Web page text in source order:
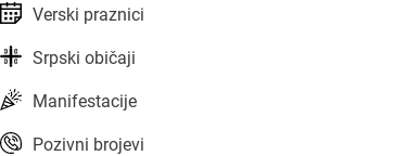
Verski praznici
Srpski običaji
Manifestacije
Pozivni brojevi